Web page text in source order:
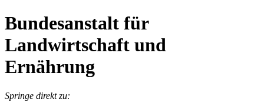
Bundesanstalt für
Landwirtschaft und
Ernährung
Springe direkt zu: